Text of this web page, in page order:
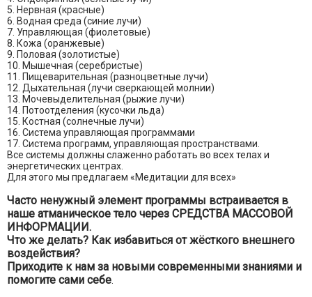
5. Нервная (красные)
6. Водная среда (синие лучи)
7. Управляющая (фиолетовые)
8. Кожа (оранжевые)
9. Половая (золотистые)
10. Мышечная (серебристые)
11. Пищеварительная (разноцветные лучи)
12. Дыхательная (лучи сверкающей молнии)
13. Мочевыделительная (рыжие лучи)
14. Потоотделения (кусочки льда)
15. Костная (солнечные лучи)
16. Система управляющая программами
17. Система программ, управляющая пространствами.
Все системы должны слаженно работать во всех телах и
энергетических центрах.
Для этого мы предлагаем «Медитации для всех»
Часто ненужный элемент программы встраивается в
наше атманическое тело через СРЕДСТВА МАССОВОЙ
ИНФОРМАЦИИ.
Что же делать? Как избавиться от жёсткого внешнего
воздействия?
Приходите к нам за новыми современными знаниями и
помогите сами себе.